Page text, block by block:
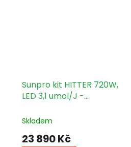
Sunpro kit HITTER 720W,
LED 3,1 umol/J -
300x150x200cm
Skladem
23 890 Kč